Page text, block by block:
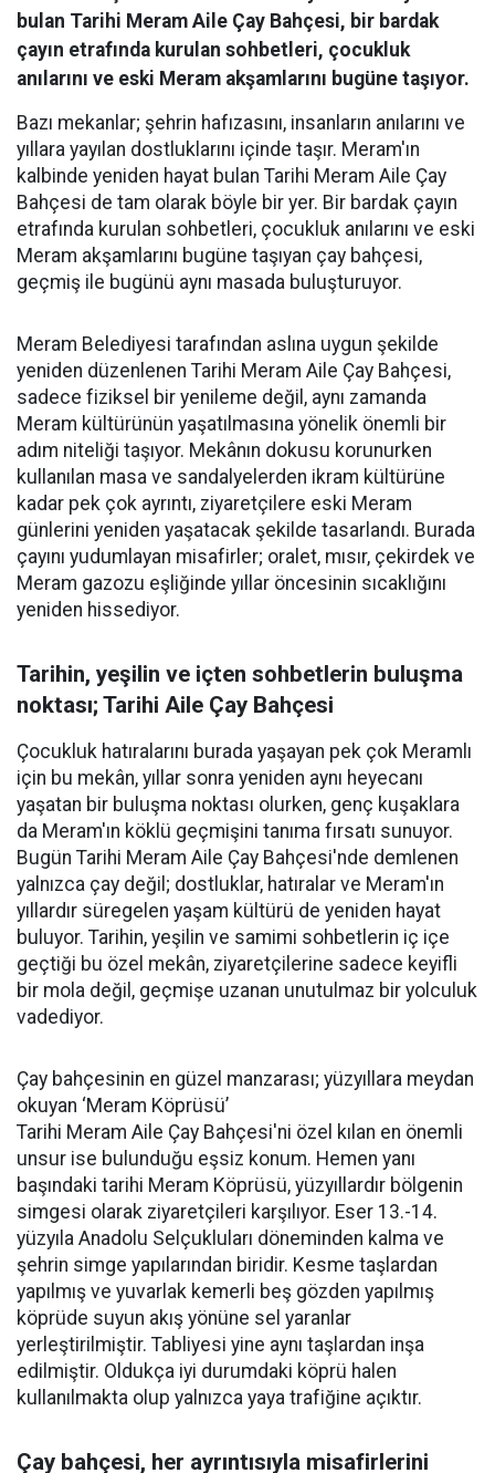
bulan Tarihi Meram Aile Çay Bahçesi, bir bardak
çayın etrafında kurulan sohbetleri, çocukluk
anılarını ve eski Meram akşamlarını bugüne taşıyor.
Bazı mekanlar; şehrin hafızasını, insanların anılarını ve
yıllara yayılan dostluklarını içinde taşır. Meram'ın
kalbinde yeniden hayat bulan Tarihi Meram Aile Çay
Bahçesi de tam olarak böyle bir yer. Bir bardak çayın
etrafında kurulan sohbetleri, çocukluk anılarını ve eski
Meram akşamlarını bugüne taşıyan çay bahçesi,
geçmiş ile bugünü aynı masada buluşturuyor.
Meram Belediyesi tarafından aslına uygun şekilde
yeniden düzenlenen Tarihi Meram Aile Çay Bahçesi,
sadece fiziksel bir yenileme değil, aynı zamanda
Meram kültürünün yaşatılmasına yönelik önemli bir
adım niteliği taşıyor. Mekânın dokusu korunurken
kullanılan masa ve sandalyelerden ikram kültürüne
kadar pek çok ayrıntı, ziyaretçilere eski Meram
günlerini yeniden yaşatacak şekilde tasarlandı. Burada
çayını yudumlayan misafirler; oralet, mısır, çekirdek ve
Meram gazozu eşliğinde yıllar öncesinin sıcaklığını
yeniden hissediyor.
Tarihin, yeşilin ve içten sohbetlerin buluşma
noktası; Tarihi Aile Çay Bahçesi
Çocukluk hatıralarını burada yaşayan pek çok Meramlı
için bu mekân, yıllar sonra yeniden aynı heyecanı
yaşatan bir buluşma noktası olurken, genç kuşaklara
da Meram'ın köklü geçmişini tanıma fırsatı sunuyor.
Bugün Tarihi Meram Aile Çay Bahçesi'nde demlenen
yalnızca çay değil; dostluklar, hatıralar ve Meram'ın
yıllardır süregelen yaşam kültürü de yeniden hayat
buluyor. Tarihin, yeşilin ve samimi sohbetlerin iç içe
geçtiği bu özel mekân, ziyaretçilerine sadece keyifli
bir mola değil, geçmişe uzanan unutulmaz bir yolculuk
vadediyor.
Çay bahçesinin en güzel manzarası; yüzyıllara meydan
okuyan ‘Meram Köprüsü’
Tarihi Meram Aile Çay Bahçesi'ni özel kılan en önemli
unsur ise bulunduğu eşsiz konum. Hemen yanı
başındaki tarihi Meram Köprüsü, yüzyıllardır bölgenin
simgesi olarak ziyaretçileri karşılıyor. Eser 13.-14.
yüzyıla Anadolu Selçukluları döneminden kalma ve
şehrin simge yapılarından biridir. Kesme taşlardan
yapılmış ve yuvarlak kemerli beş gözden yapılmış
köprüde suyun akış yönüne sel yaranlar
yerleştirilmiştir. Tabliyesi yine aynı taşlardan inşa
edilmiştir. Oldukça iyi durumdaki köprü halen
kullanılmakta olup yalnızca yaya trafiğine açıktır.
Çay bahçesi, her ayrıntısıyla misafirlerini